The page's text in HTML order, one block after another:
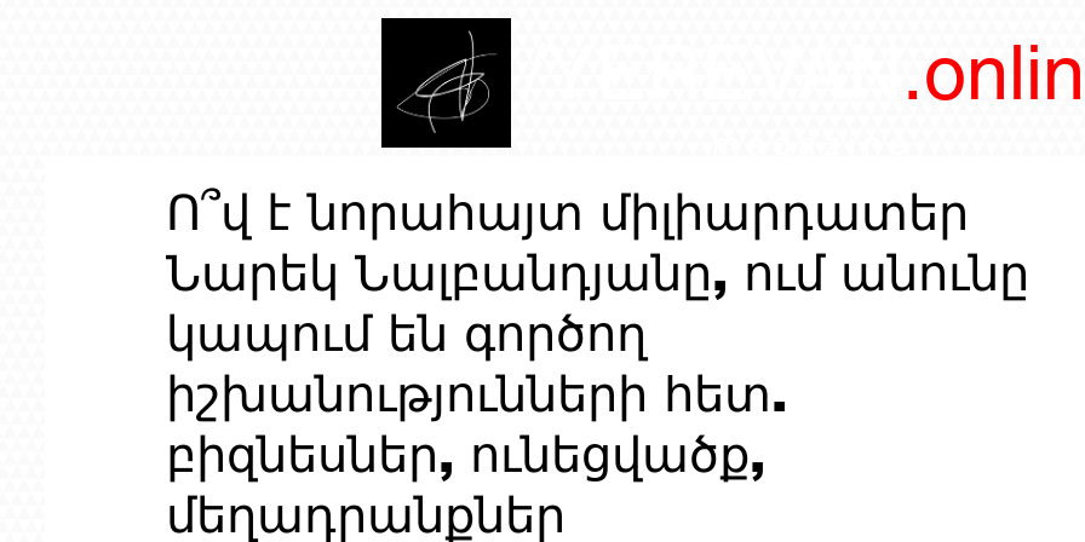
Ո՞վ է նորահայտ միլիարդատեր
Նարեկ Նալբանդյանը, ում անունը
կապում են գործող
իշխանությունների հետ.
բիզնեսներ, ունեցվածք,
մեղադրանքներ